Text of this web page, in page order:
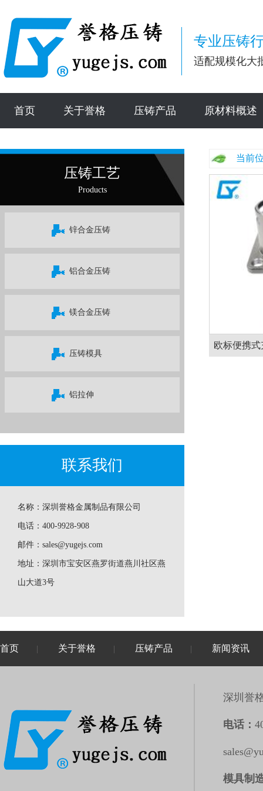
专业压铸
适配规模化大
首页 关于誉格 压铸产品 原材料概述
压铸工艺
Products
锌合金压铸
铝合金压铸
镁合金压铸
压铸模具
铝拉伸
联系我们
名称： 深圳誉格金属制品有限公司
电话： 400-9928-908
邮件： sales@yugejs.com
地址： 深圳市宝安区燕罗街道燕川社区燕
山大道3号
当前
欧标便携
首页 关于誉格 压铸产品 新闻资讯
深圳誉
电话：
模具制